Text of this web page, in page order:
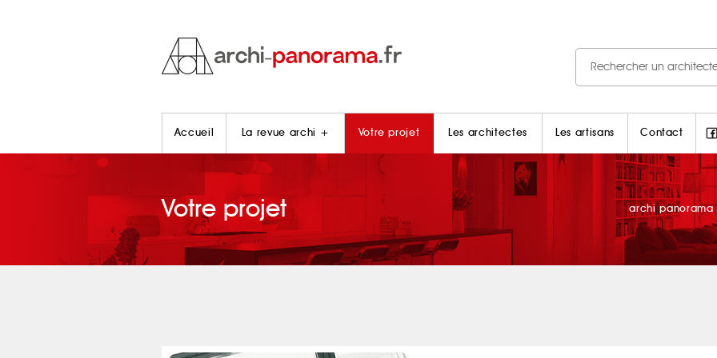
Accueil La revue archi + Votre projet Les architectes Les artisans Contact
Votre projet archi panorama